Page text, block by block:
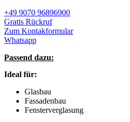
+49 9070 96896900
Gratis Rückruf
Zum Kontakformular
Whatsapp
Passend dazu:
Ideal für:
Glasbau
Fassadenbau
Fensterverglasung